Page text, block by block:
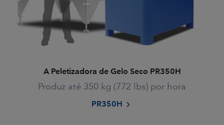
A Peletizadora de Gelo Seco PR350H
Produz até 350 kg (772 lbs) por hora
PR350H